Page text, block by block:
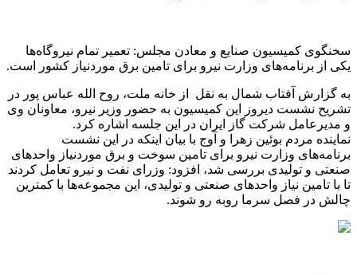
سخنگوی کمیسیون صنایع و معادن مجلس: تعمیر تمام نیروگاه‌ها
یکی از برنامه‌های وزارت نیرو برای تامین برق موردنیاز کشور است.
به گزارش آفتاب شمال به نقل از خانه ملت، روح الله عباس پور در
تشریح نشست دیروز این کمیسیون به حضور وزیر نیرو، معاونان وی
و مدیرعامل شرکت گاز ایران در این جلسه اشاره کرد.
نماینده مردم بوئین زهرا و آوج با بیان اینکه در این نشست
برنامه‌های وزارت نیرو برای تامین سوخت و برق موردنیاز واحد‌های
صنعتی و تولیدی بررسی شد، افزود: وزرای نفت و نیرو تعامل کردند
تا با تامین نیاز واحد‌های صنعتی و تولیدی، این مجموعه‌ها با کمترین
چالش در فصل سرما روبه رو شوند.